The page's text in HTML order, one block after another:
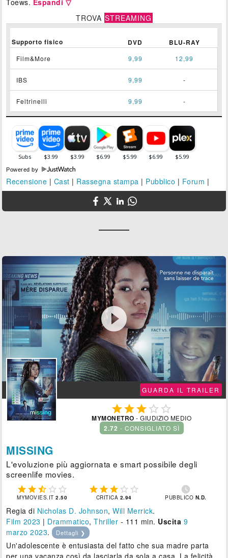
TROVA STREAMING
Supporto fisico DVD BLU-RAY
Film&More 9,99 12,99
IBS 9,99 -
Feltrinelli 9,99 -
Powered by
Recensione | Cast | Rassegna stampa | Pubblico | Forum |

GUARDA IL TRAILER
  
MYMONETRO - GIUDIZIO MEDIO
2.72 - CONSIGLIATO SÌ
MISSING
L'evoluzione più aggiornata e smart possibile degli
screenlife movies.
    
MYMOVIES.IT2.50
    
CRITICA 2.94

PUBBLICO N.D.
Regia di Nicholas D. Johnson,Will Merrick.
Film 2023 | Drammatico,Thriller - 111 min. Uscita 9
marzo 2023. Dettagli ❯
Un'adolescente è entusiasta del fatto che sua madre parta